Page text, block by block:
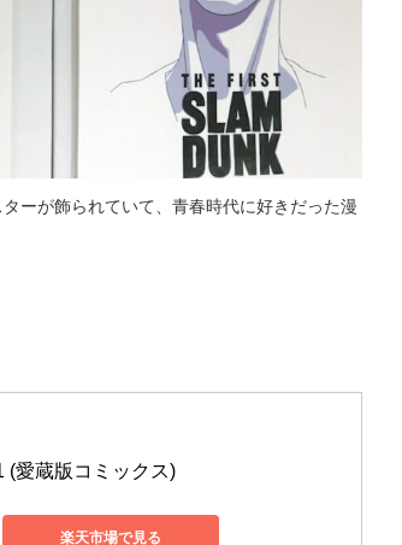
ーが飾られていて、青春時代に好きだった漫
(愛蔵版コミックス)
楽天市場で見る